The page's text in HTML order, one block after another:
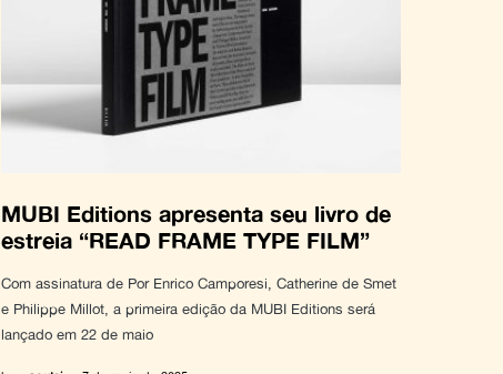
MUBI Editions apresenta seu livro de
estreia “READ FRAME TYPE FILM”
Com assinatura de Por Enrico Camporesi, Catherine de Smet
e Philippe Millot, a primeira edição da MUBI Editions será
lançado em 22 de maio